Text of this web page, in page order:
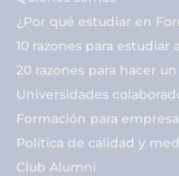
¿Por qué estudiar en
10 razones para estudiar
20 razones para hacer
Universidades
Formación para
Política de calidad y
Club Alumni